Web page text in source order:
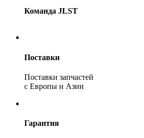
Команда JLST
Поставки
Поставки запчастей
с Европы и Азии
Гарантия